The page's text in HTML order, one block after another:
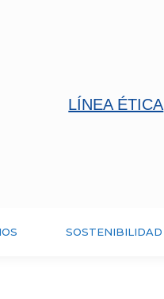
LÍNEA ÉTICA
SOSTENIBILIDAD